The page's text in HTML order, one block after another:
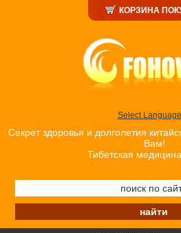
КОРЗИНА
Select Language
Секрет здоровья и долголетия
Вам!
Тибетская